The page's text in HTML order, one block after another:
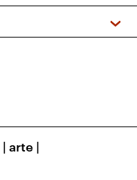
| arte |